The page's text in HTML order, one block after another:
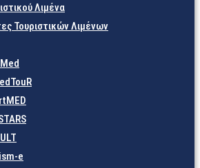
Λιμένα
Τουριστικών Λιμένων
e